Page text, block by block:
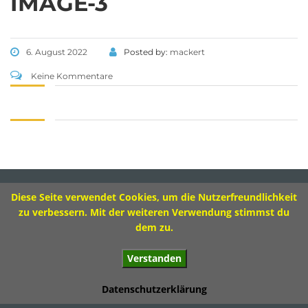
6. August 2022 Posted by: mackert
Keine Kommentare
Tel 09571 – 2082
Sekretariat
Montag 8.00 – 12.00 Uhr
Mittwoch 8.00 – 11.30 Uhr
Impressum
© 2017 Ivo-Hennemann-Grundschule Bad Staffelstein
Diese Seite verwendet Cookies, um die Nutzerfreundlichkeit
zu verbessern. Mit der weiteren Verwendung stimmst du
dem zu.
Verstanden
Datenschutzerklärung